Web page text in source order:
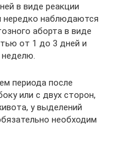
в виде реакции
нередко наблюдаются
аборта в виде
от 1 до 3 дней и
периода после
или с двух сторон,
у выделений
необходим